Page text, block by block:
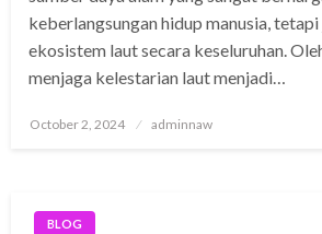
keberlangsungan hidup manusia,
ekosistem laut secara keseluruhan.
menjaga kelestarian laut menjadi…
Posted
October 2, 2024 adminnaw
BLOG